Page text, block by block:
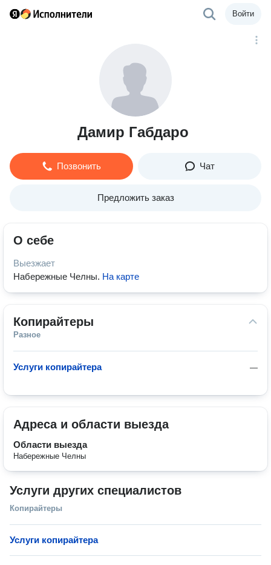
Войти
Дамир Габдаро
Позвонить Чат
Предложить заказ
О себе
Выезжает
Набережные Челны. На карте
Копирайтеры
Разное
—
Услуги копирайтера
Адреса и области выезда
Области выезда
Набережные Челны
Услуги других специалистов
Копирайтеры
Услуги копирайтера